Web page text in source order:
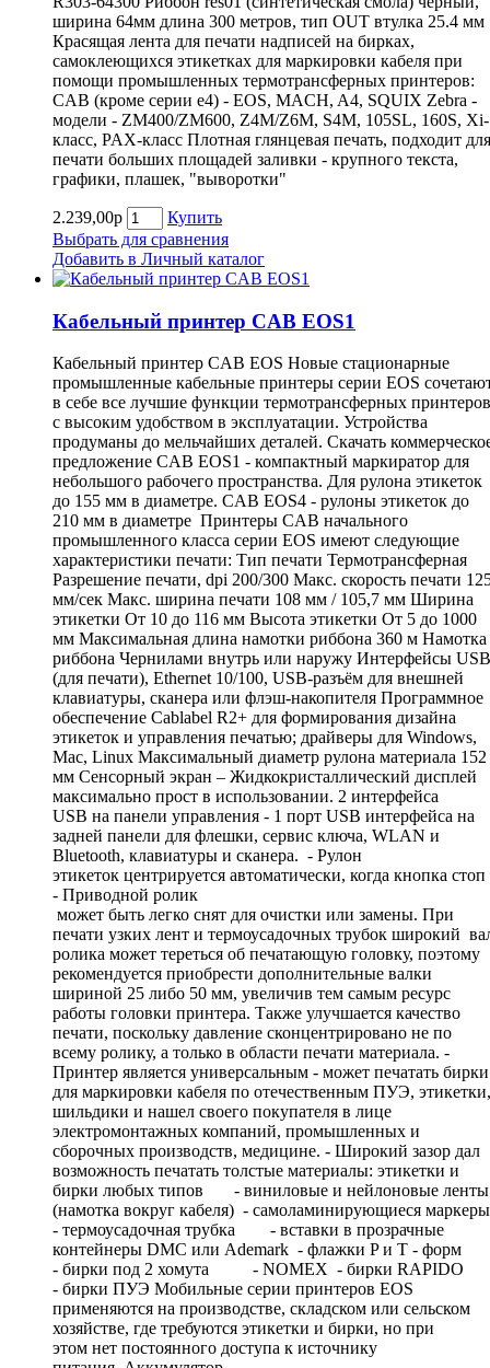
ширина 64мм длина 300 метров, тип OUT втулка 25.4 мм
Красящая лента для печати надписей на бирках,
самоклеющихся этикетках для маркировки кабеля при
помощи промышленных термотрансферных принтеров:
CAB (кроме серии e4) - EOS, MACH, A4, SQUIX Zebra -
модели - ZM400/ZM600, Z4M/Z6M, S4M, 105SL, 160S, Xi-
класс, PAX-класс Плотная глянцевая печать, подходит для
печати больших площадей заливки - крупного текста,
графики, плашек, "выворотки"
2.239,00р
Купить
Выбрать для сравнения
Добавить в Личный каталог
Кабельный принтер CAB EOS1
Кабельный принтер CAB EOS Новые стационарные
промышленные кабельные принтеры серии EOS
в себе все лучшие функции термотрансферных принтеров
с высоким удобством в эксплуатации. Устройства
продуманы до мельчайших деталей. Скачать
предложение CAB EOS1 - компактный маркиратор для
небольшого рабочего пространства. Для рулона этикеток
до 155 мм в диаметре. CAB EOS4 - рулоны этикеток до
210 мм в диаметре Принтеры CAB начального
промышленного класса серии EOS имеют следующие
характеристики печати: Тип печати Термотрансферная
Разрешение печати, dpi 200/300 Макс. скорость печати
мм/сек Макс. ширина печати 108 мм / 105,7 мм Ширина
этикетки От 10 до 116 мм Высота этикетки От 5 до 1000
мм Максимальная длина намотки риббона 360 м Намотка
риббона Чернилами внутрь или наружу Интерфейсы USB
(для печати), Ethernet 10/100, USB-разъём для внешней
клавиатуры, сканера или флэш-накопителя Программное
обеспечение Cablabel R2+ для формирования дизайна
этикеток и управления печатью; драйверы для Windows,
Mac, Linux Максимальный диаметр рулона материала 152
мм Сенсорный экран – Жидкокристаллический дисплей
максимально прост в использовании. 2 интерфейса
USB на панели управления - 1 порт USB интерфейса на
задней панели для флешки, сервис ключа, WLAN и
Bluetooth, клавиатуры и сканера. - Рулон
этикеток центрируется автоматически, когда кнопка
- Приводной ролик
может быть легко снят для очистки или замены. При
печати узких лент и термоусадочных трубок широкий
ролика может тереться об печатающую головку, поэтому
рекомендуется приобрести дополнительные валки
шириной 25 либо 50 мм, увеличив тем самым ресурс
работы головки принтера. Также улучшается качество
печати, поскольку давление сконцентрировано не по
всему ролику, а только в области печати материала. -
Принтер является универсальным - может печатать бирки
для маркировки кабеля по отечественным ПУЭ, этикетки,
шильдики и нашел своего покупателя в лице
электромонтажных компаний, промышленных и
сборочных производств, медицине. - Широкий зазор дал
возможность печатать толстые материалы: этикетки и
бирки любых типов - виниловые и нейлоновые ленты
(намотка вокруг кабеля) - самоламинирующиеся
- термоусадочная трубка - вставки в прозрачные
контейнеры DMC или Ademark - флажки P и T - форм
- бирки под 2 хомута - NOMEX - бирки RAPIDO
- бирки ПУЭ Мобильные серии принтеров EOS
применяются на производстве, складском или сельском
хозяйстве, где требуются этикетки и бирки, но при
этом нет постоянного доступа к источнику